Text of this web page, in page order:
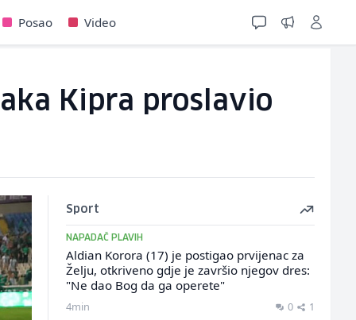
Posao Video
Kipra proslavio
Sport
NAPADAČ PLAVIH
Aldian Korora (17) je postigao prvijenac za
Želju, otkriveno gdje je završio njegov dres:
"Ne dao Bog da ga operete"
4min 0 1